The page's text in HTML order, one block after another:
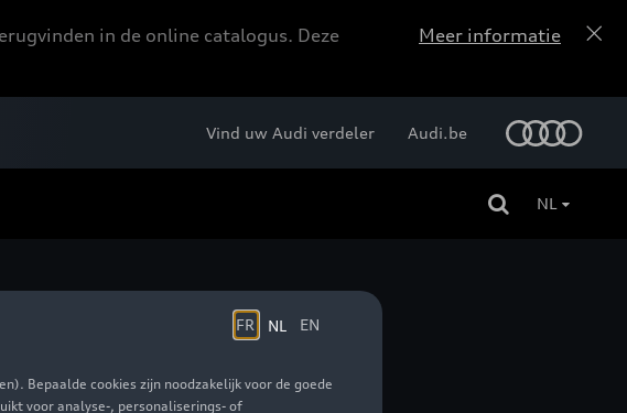
in de online catalogus. Deze
Meer informatie
Vind uw Audi verdeler Audi.be
NL